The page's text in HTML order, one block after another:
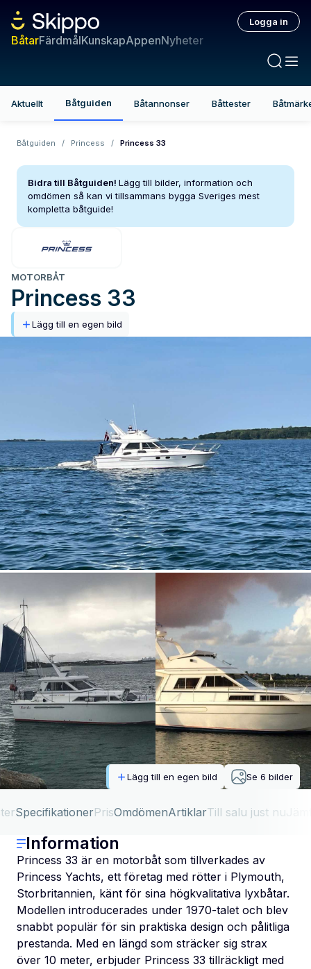
BåtarFärdmålKunskapAppenNyheter
Logga in
Aktuellt Båtguiden Båtannonser Båttester
Båtguiden / Princess / Princess 33
Bidra till Båtguiden! Lägg till bilder, information och
omdömen så kan vi tillsammans bygga Sveriges mest
kompletta båtguide!
MOTORBÅT
Princess 33
Lägg till en egen bild
Lägg till en egen bild Se 6 bilder
SpecifikationerPrisOmdömenArtiklarTill salu just nu
Information
Princess 33 är en motorbåt som tillverkades av
Princess Yachts, ett företag med rötter i Plymouth,
Storbritannien, känt för sina högkvalitativa lyxbåtar.
Modellen introducerades under 1970-talet och blev
snabbt populär för sin praktiska design och pålitliga
prestanda. Med en längd som sträcker sig strax
över 10 meter, erbjuder Princess 33 tillräckligt med